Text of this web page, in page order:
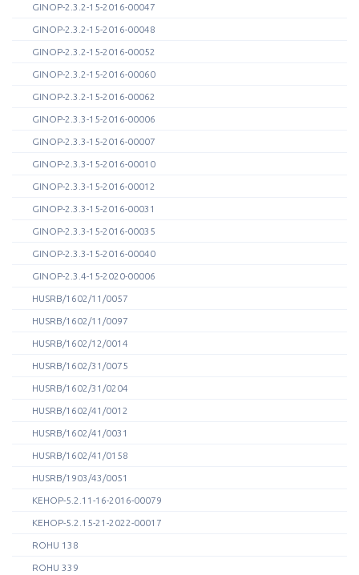
GINOP-2.3.2-15-2016-00047
GINOP-2.3.2-15-2016-00048
GINOP-2.3.2-15-2016-00052
GINOP-2.3.2-15-2016-00060
GINOP-2.3.2-15-2016-00062
GINOP-2.3.3-15-2016-00006
GINOP-2.3.3-15-2016-00007
GINOP-2.3.3-15-2016-00010
GINOP-2.3.3-15-2016-00012
GINOP-2.3.3-15-2016-00031
GINOP-2.3.3-15-2016-00035
GINOP-2.3.3-15-2016-00040
GINOP-2.3.4-15-2020-00006
HUSRB/1602/11/0057
HUSRB/1602/11/0097
HUSRB/1602/12/0014
HUSRB/1602/31/0075
HUSRB/1602/31/0204
HUSRB/1602/41/0012
HUSRB/1602/41/0031
HUSRB/1602/41/0158
HUSRB/1903/43/0051
KEHOP-5.2.11-16-2016-00079
KEHOP-5.2.15-21-2022-00017
ROHU 138
ROHU 339